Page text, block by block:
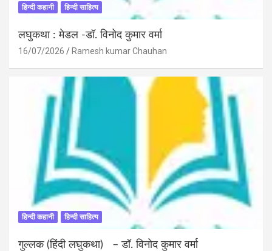
हिन्दी कहानी हिन्दी साहित्य
लघुकथा : मेडल -डॉ. विनोद कुमार वर्मा
16/07/2026 Ramesh kumar Chauhan
हिन्दी कहानी हिन्दी साहित्य
गुल्लक (हिंदी लघुकथा) – डॉ. विनोद कुमार वर्मा